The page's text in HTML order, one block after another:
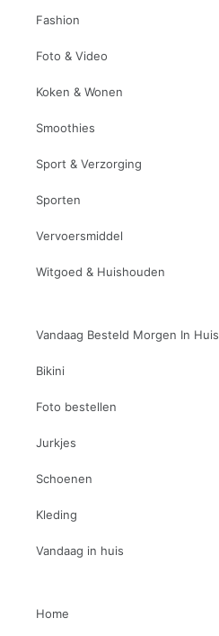
Fashion
Foto & Video
Koken & Wonen
Smoothies
Sport & Verzorging
Sporten
Vervoersmiddel
Witgoed & Huishouden
Vandaag Besteld Morgen In Huis
Bikini
Foto bestellen
Jurkjes
Schoenen
Kleding
Vandaag in huis
Home